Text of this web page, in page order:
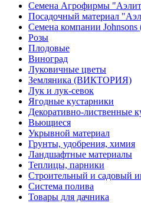
Семена Агрофирмы
Посадочный материал
Семена компании Johnsons
Розы
Плодовые
Виноград
Луковичные цветы
Земляника (ВИКТОРИЯ)
Лук и лук-севок
Ягодные кустарники
Декоративно-лиственные
Вьющиеся
Укрывной материал
Грунты, удобрения, химия
Ландшафтные материалы
Теплицы, парники
Строительный и садовый
Система полива
Товары для дачника